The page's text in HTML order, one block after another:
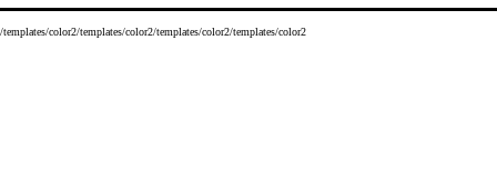
/templates/color2/templates/color2/templates/color2/templates/color2